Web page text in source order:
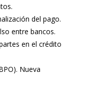
del pago.
entre bancos.
en el crédito
Nueva